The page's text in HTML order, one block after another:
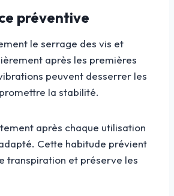
préventive
le serrage des vis et
après les premières
peuvent desserrer les
la stabilité.
après chaque utilisation
Cette habitude prévient
transpiration et préserve les